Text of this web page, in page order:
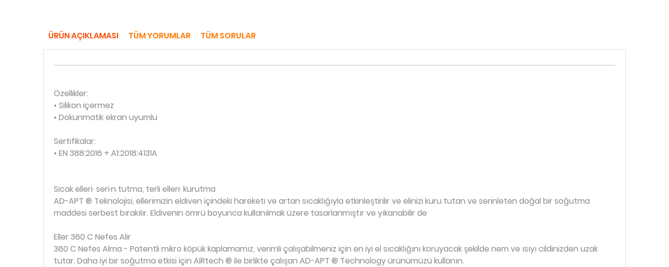
ÜRÜN AÇIKLAMASI TÜM YORUMLAR TÜM SORULAR
Özellikler:
• Silikon içermez
• Dokunmatik ekran uyumlu
Sertifikalar:
• EN 388:2016 + A1:2018:4131A
Sicak elleri· seri·n tutma, terli elleri· kurutma
AD-APT ® Teknolojisi, ellerimizin eldiven içindeki hareketi ve artan sıcaklığıyla etkinleştirilir ve elinizi kuru tutan ve serinleten doğal bir soğutma
maddesi serbest bırakılır. Eldivenin ömrü boyunca kullanılmak üzere tasarlanmıştır ve yıkanabilir de
Eller 360 C Nefes Alir
360 C Nefes Alma - Patentli mikro köpük kaplamamız, verimli çalışabilmeniz için en iyi el sıcaklığını koruyacak şekilde nem ve ısıyı cildinizden uzak
tutar. Daha iyi bir soğutma etkisi için AIRtech ® ile birlikte çalışan AD-APT ® Technology ürünümüzü kullanın.